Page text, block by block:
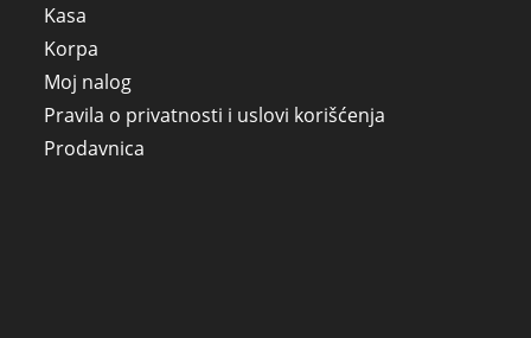
Kasa
Korpa
Moj nalog
Pravila o privatnosti i uslovi korišćenja
Prodavnica